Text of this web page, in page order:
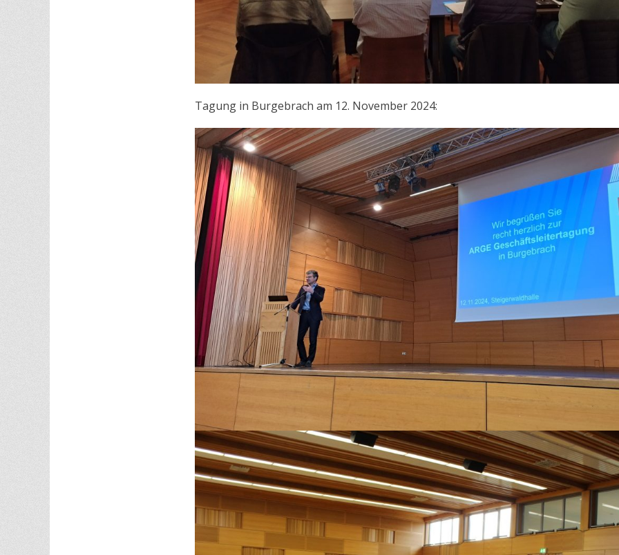
Tagung in Burgebrach am 12. November 2024: